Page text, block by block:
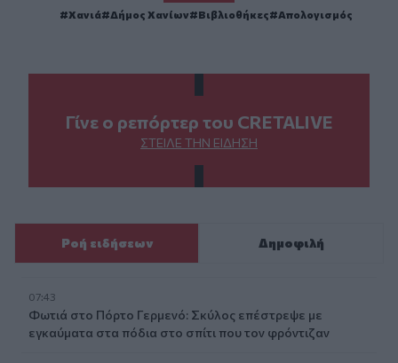
Χανιά Δήμος Χανίων Βιβλιοθήκες Απολογισμός
Γίνε ο ρεπόρτερ του CRETALIVE
ΣΤΕΊΛΕ ΤΗΝ ΕΊΔΗΣΗ
Ροή ειδήσεων Δημοφιλή
07:43
Φωτιά στο Πόρτο Γερμενό: Σκύλος επέστρεψε με
εγκαύματα στα πόδια στο σπίτι που τον φρόντιζαν